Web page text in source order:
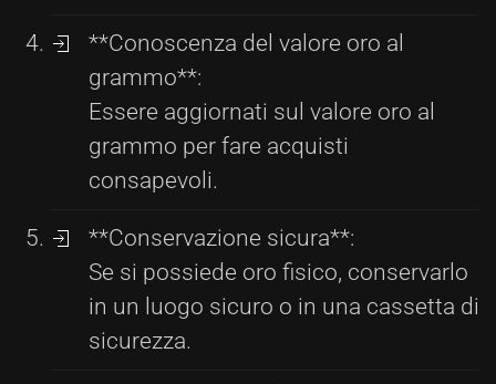
**Conoscenza del valore oro al
grammo**:
Essere aggiornati sul valore oro al
grammo per fare acquisti
consapevoli.
**Conservazione sicura**:
Se si possiede oro fisico, conservarlo
in un luogo sicuro o in una cassetta di
sicurezza.